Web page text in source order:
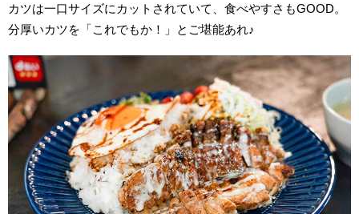
カツは一口サイズにカットされていて、食べやすさもGOOD。
分厚いカツを「これでもか！」とご堪能あれ♪